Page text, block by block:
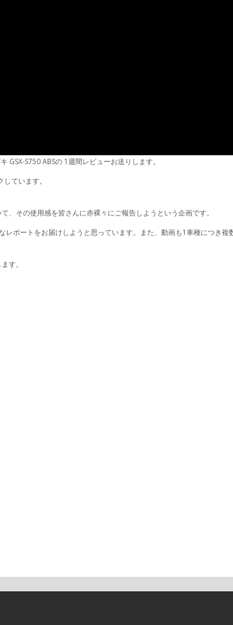
S750 ABSの 1週間レビューお送りします。
ています。
、その使用感を皆さんに赤裸々にご報告しようという企画です。
ポートをお届けしようと思っています。また、動画も1車種につき
す。